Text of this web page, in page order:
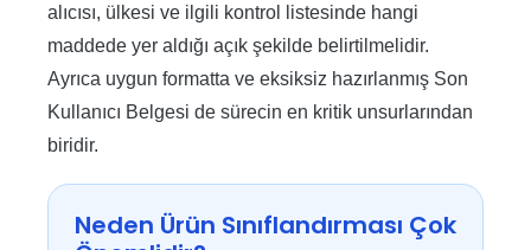
alıcısı, ülkesi ve ilgili kontrol listesinde hangi
maddede yer aldığı açık şekilde belirtilmelidir.
Ayrıca uygun formatta ve eksiksiz hazırlanmış Son
Kullanıcı Belgesi de sürecin en kritik unsurlarından
biridir.
Neden Ürün Sınıflandırması Çok